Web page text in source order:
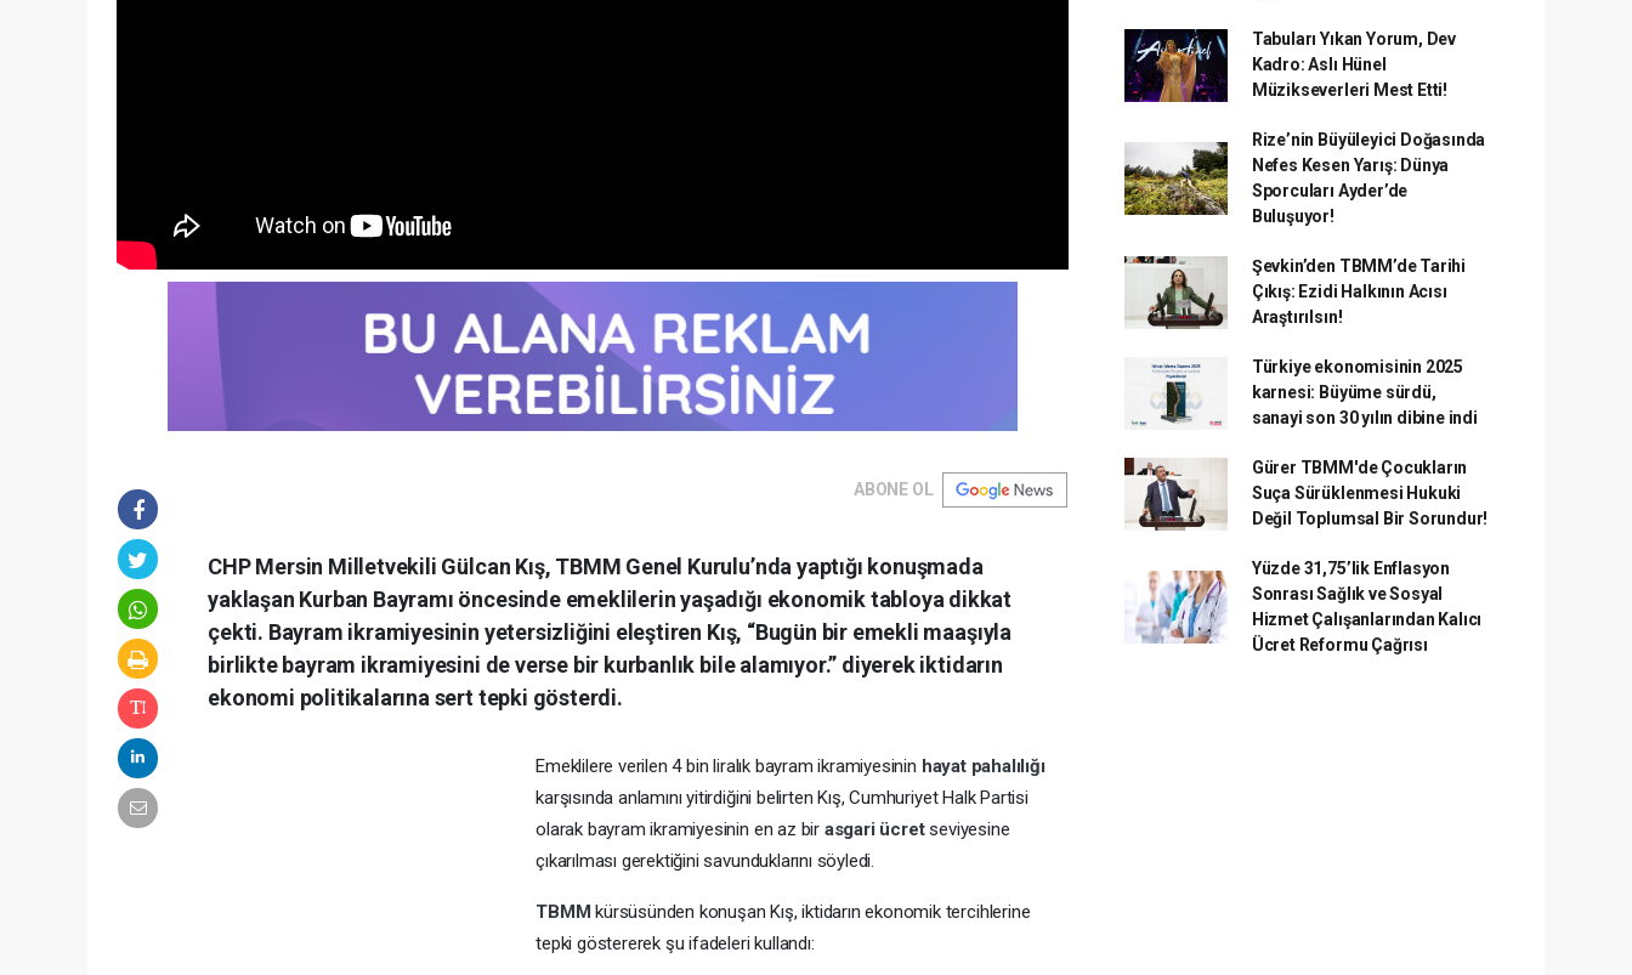
ABONE OL
CHP Mersin Milletvekili Gülcan Kış, TBMM Genel Kurulu’nda yaptığı konuşmada
yaklaşan Kurban Bayramı öncesinde emeklilerin yaşadığı ekonomik tabloya dikkat
çekti. Bayram ikramiyesinin yetersizliğini eleştiren Kış, “Bugün bir emekli maaşıyla
birlikte bayram ikramiyesini de verse bir kurbanlık bile alamıyor.” diyerek iktidarın
ekonomi politikalarına sert tepki gösterdi.
Emeklilere verilen 4 bin liralık bayram ikramiyesinin hayat pahalılığı
karşısında anlamını yitirdiğini belirten Kış, Cumhuriyet Halk Partisi
olarak bayram ikramiyesinin en az bir asgari ücretseviyesine
çıkarılması gerektiğini savunduklarını söyledi.
TBMMkürsüsünden konuşan Kış, iktidarın ekonomik tercihlerine
tepki göstererek şu ifadeleri kullandı:
Tabuları Yıkan Yorum, Dev
Kadro: Aslı Hünel
Müzikseverleri Mest Etti!
Rize’nin Büyüleyici Doğasında
Nefes Kesen Yarış: Dünya
Sporcuları Ayder’de
Buluşuyor!
Şevkin’den TBMM’de Tarihi
Çıkış: Ezidi Halkının Acısı
Araştırılsın!
Türkiye ekonomisinin 2025
karnesi: Büyüme sürdü,
sanayi son 30 yılın dibine indi
Gürer TBMM'de Çocukların
Suça Sürüklenmesi Hukuki
Değil Toplumsal Bir Sorundur!
Yüzde 31,75’lik Enflasyon
Sonrası Sağlık ve Sosyal
Hizmet Çalışanlarından Kalıcı
Ücret Reformu Çağrısı